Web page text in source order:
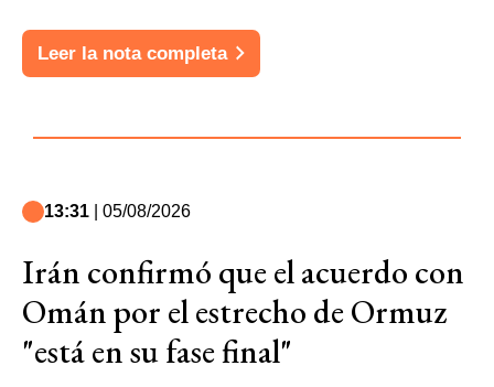
Leer la nota completa
13:31 | 05/08/2026
Irán confirmó que el acuerdo con
Omán por el estrecho de Ormuz
"está en su fase final"